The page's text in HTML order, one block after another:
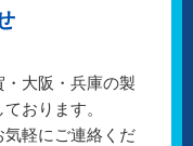
大阪・兵庫の製
おります。
軽にご連絡くだ